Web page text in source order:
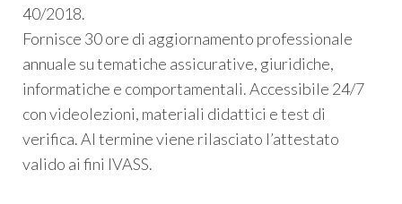
40/2018.
Fornisce 30 ore di aggiornamento professionale
annuale su tematiche assicurative, giuridiche,
informatiche e comportamentali. Accessibile 24/7
con videolezioni, materiali didattici e test di
verifica. Al termine viene rilasciato l’attestato
valido ai fini IVASS.